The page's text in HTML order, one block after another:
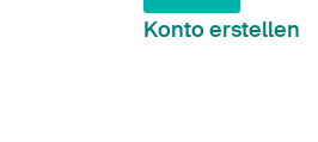
Konto erstellen